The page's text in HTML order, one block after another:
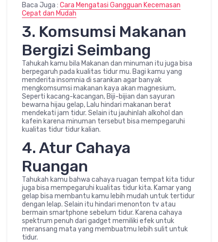
Baca Juga : Cara Mengatasi Gangguan Kecemasan
Cepat dan Mudah
3. Komsumsi Makanan
Bergizi Seimbang
Tahukah kamu bila Makanan dan minuman itu juga bisa
berpegaruh pada kualitas tidur mu. Bagi kamu yang
menderita insomnia di sarankan agar banyak
mengkomsumsi makanan kaya akan magnesium,
Seperti kacang-kacangan, Biji-bijian dan sayuran
bewarna hijau gelap, Lalu hindari makanan berat
mendekati jam tidur. Selain itu jauhinlah alkohol dan
kafein karena minuman tersebut bisa mempegaruhi
kualitas tidur tidur kalian.
4. Atur Cahaya
Ruangan
Tahukah kamu bahwa cahaya ruagan tempat kita tidur
juga bisa mempegaruhi kualitas tidur kita. Kamar yang
gelap bisa membantu kamu lebih mudah untuk tertidur
dengan lelap. Selain itu hindari menonton tv atau
bermain smartphone sebelum tidur. Karena cahaya
spektrum penuh dari gadget memiliki efek untuk
meransang mata yang membuatmu lebih sulit untuk
tidur.